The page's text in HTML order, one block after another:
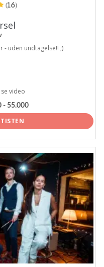
(16)
- uden undtagelse!! ;)
video
- 55.000